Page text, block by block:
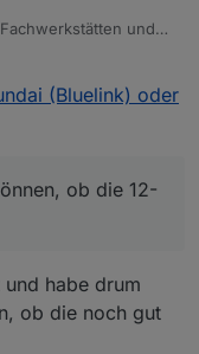
und
12-V-Batterie hin ist.
SOH der Batterie an.
(Bluelink) oder
ob die 12-
habe drum
ob die noch gut